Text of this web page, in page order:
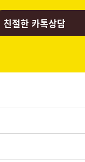
친절한 카톡상담